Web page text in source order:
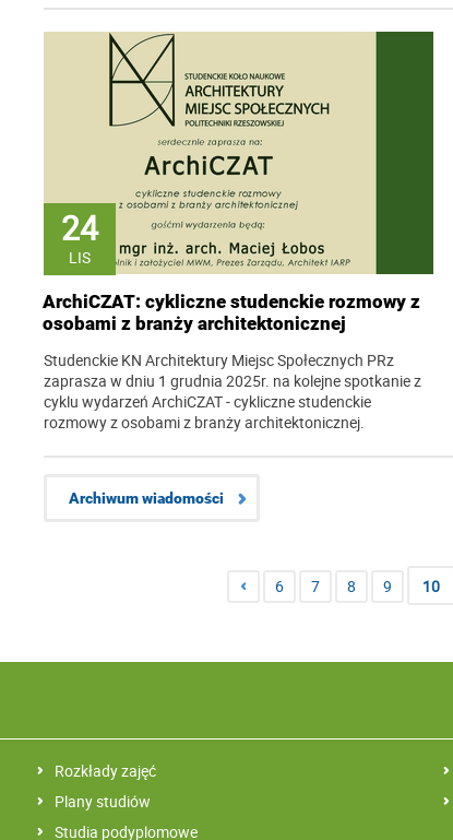
24
LIS
ArchiCZAT: cykliczne studenckie rozmowy z
osobami z branży architektonicznej
Studenckie KN Architektury Miejsc Społecznych PRz
zaprasza w dniu 1 grudnia 2025r. na kolejne spotkanie z
cyklu wydarzeń ArchiCZAT - cykliczne studenckie
rozmowy z osobami z branży architektonicznej.
Archiwum wiadomości
6 7 8 9 10
Rozkłady zajęć
Plany studiów
Studia podyplomowe